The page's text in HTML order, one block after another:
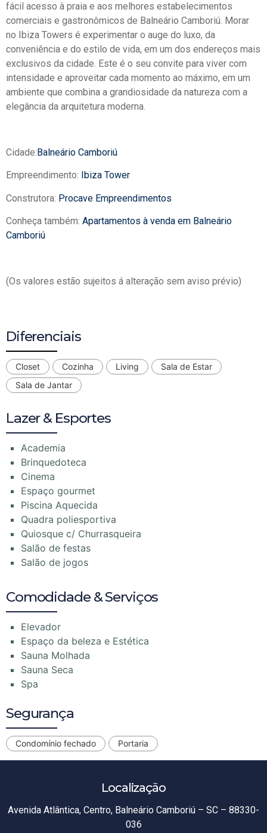
fácil acesso à praia e aos melhores estabelecimentos
comerciais e gastronômicos de Balneário Camboriú. Morar
no Ibiza Towers é experimentar o auge do luxo, da
conveniência e do estilo de vida, em um dos endereços mais
exclusivos da cidade. Este é o seu convite para viver com
intensidade e aproveitar cada momento ao máximo, em um
ambiente que combina a grandiosidade da natureza com a
elegância da arquitetura moderna.
Cidade:Balneário Camboriú
Empreendimento: Ibiza Tower
Construtora: Procave Empreendimentos
Conheça também: Apartamentos à venda em Balneário
Camboriú
(Os valores estão sujeitos á alteração sem aviso prévio)
Diferenciais
Closet Cozinha Living
Sala de Estar
Sala de Jantar
Lazer & Esportes
Academia
Brinquedoteca
Cinema
Espaço gourmet
Piscina Aquecida
Quadra poliesportiva
Quiosque c/ Churrasqueira
Salão de festas
Salão de jogos
Comodidade & Serviços
Elevador
Espaço da beleza e Estética
Sauna Molhada
Sauna Seca
Spa
Segurança
Condomínio fechado Portaria
Localização
Avenida Atlântica, Centro, Balneário Camboriú – SC – 88330-
036